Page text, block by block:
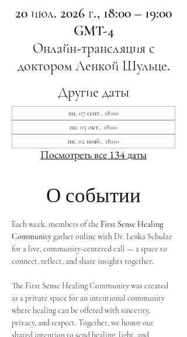
20 июл. 2026 г., 18:00 – 19:00
GMT-4
Онлайн-трансляция с
доктором Ленкой Шульце.
Другие даты
пн, 07 сент., 18:00
пн, 05 окт., 18:00
пн, 02 нояб., 18:00
Посмотреть все 134 даты
О событии
Each week, members of the First Sense Healing
Community gather online with Dr. Lenka Schulze
for a live, community-centered call — a space to
connect, reflect, and share insights together.
The First Sense Healing Community was created
as a private space for an intentional community
where healing can be offered with sincerity,
privacy, and respect. Together, we honor our
shared intention to send healing, light, and